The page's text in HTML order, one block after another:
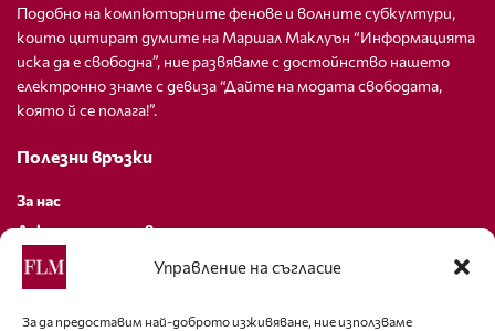
Управление на съгласие
За да предоставим най-доброто изживяване, ние използваме
Подобно на компютърните фенове и волните субкултури,
които цитират думите на Маршал Маклуън “Информацията
иска да е свободна”, ние развяваме с достойнство нашето
електронно знаме с девиза “Дайте на модата свободата,
която й се полага!”.
Полезни връзки
За нас
Декларация за поверителност
Политика за бисквитки
За контакти